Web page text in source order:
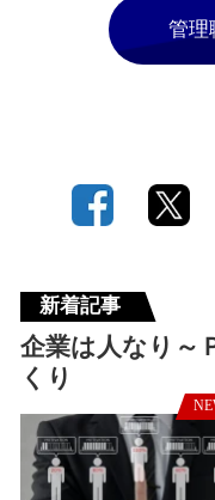
管理
新着記事
企業は人なり～
くり